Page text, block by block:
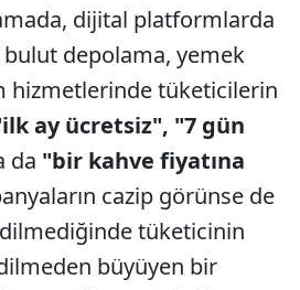
dijital platformlarda
depolama, yemek
hizmetlerinde tüketicilerin
ay ücretsiz", "7 gün
da "bir kahve fiyatına
cazip görünse de
tüketicinin
büyüyen bir